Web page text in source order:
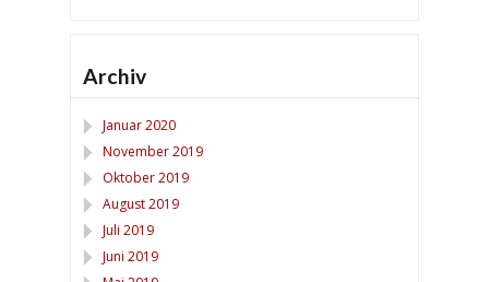
Archiv
Januar 2020
November 2019
Oktober 2019
August 2019
Juli 2019
Juni 2019